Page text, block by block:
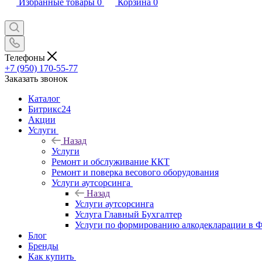
Избранные товары 0 Корзина 0
Телефоны
+7 (950) 170-55-77
Заказать звонок
Каталог
Битрикс24
Акции
Услуги
Назад
Услуги
Ремонт и обслуживание ККТ
Ремонт и поверка весового оборудования
Услуги аутсорсинга
Назад
Услуги аутсорсинга
Услуга Главный Бухгалтер
Услуги по формированию алкодекларации в
Блог
Бренды
Как купить